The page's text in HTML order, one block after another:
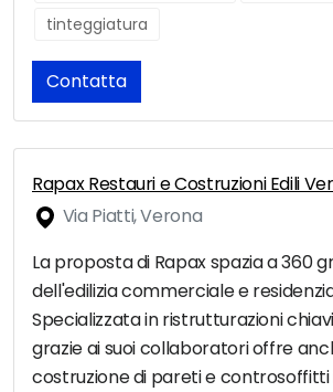
tinteggiatura
Contatta
Rapax Restauri e Costruzioni Edili
Via Piatti, Verona
La proposta di Rapax spazia a 360
dell'edilizia commerciale e
Specializzata in ristrutturazioni
grazie ai suoi collaboratori offre
costruzione di pareti e